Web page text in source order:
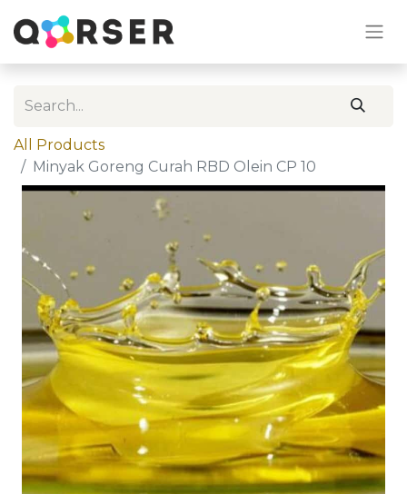
All Products
Minyak Goreng Curah RBD Olein CP 10